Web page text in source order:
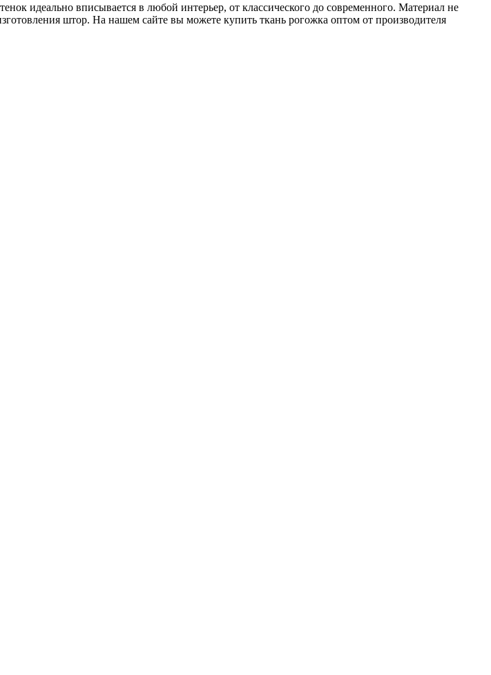
идеально вписывается в любой интерьер, от классического до современного. Материал не
штор. На нашем сайте вы можете купить ткань рогожка оптом от производителя